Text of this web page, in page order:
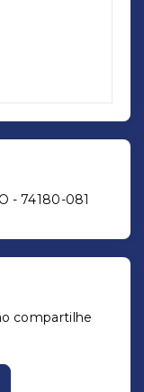
- 74180-081
compartilhe